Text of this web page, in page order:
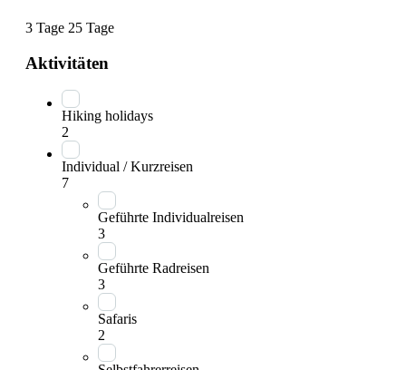
3 Tage 25 Tage
Aktivitäten
Hiking holidays
2
Individual / Kurzreisen
7
Geführte Individualreisen
3
Geführte Radreisen
3
Safaris
2